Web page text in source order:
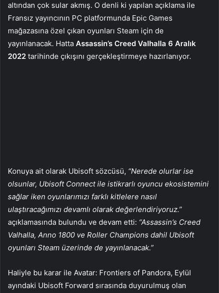
altından çok sular akmış. O denli ki yapılan açıklama ile
Fransız yayıncının PC platformunda Epic Games
mağazasına özel çıkan oyunları Steam için de
yayınlanacak. Hatta Assassin’s Creed Valhalla 6 Aralık
2022 tarihinde çıkışını gerçekleştirmeye hazırlanıyor.
Konuya ait olarak Ubisoft sözcüsü, “Nerede olurlar ise
olsunlar, Ubisoft Connect ile istikrarlı oyuncu ekosistemini
sağlar iken oyunlarımızı farklı kitlelere nasıl
ulaştıracağımızı devamlı olarak değerlendiriyoruz.”
açıklamasında bulundu ve devam etti: “Assassin’s Creed
Valhalla, Anno 1800 ve Roller Champions dahil Ubisoft
oyunları Steam üzerinde de yayınlanacak.”
Haliyle bu karar ile Avatar: Frontiers of Pandora, Eylül
ayındaki Ubisoft Forward sırasında duyurulmuş olan